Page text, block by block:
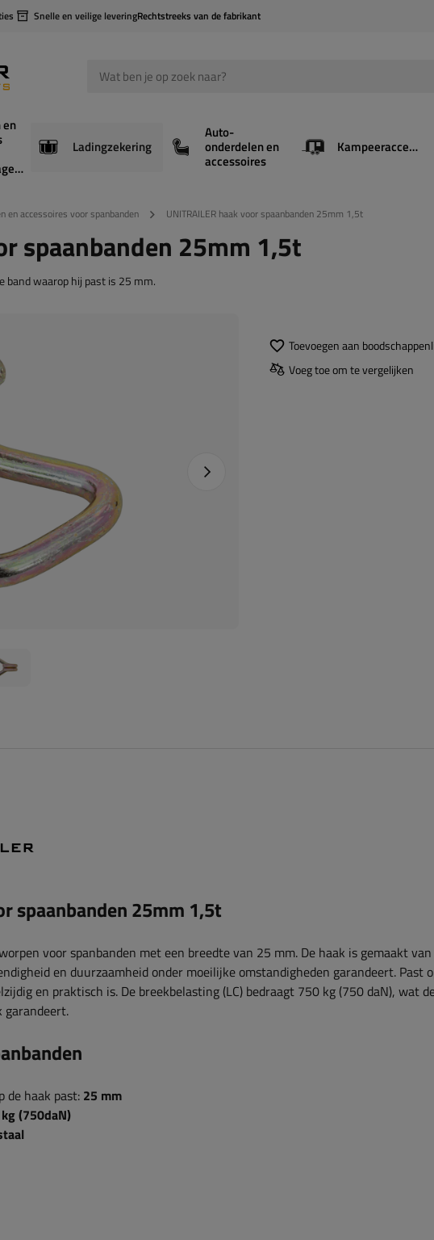
Snelle en veilige leveringRechtstreeks van de fabrikant
en
aanhangwagens
Ladingzekering
Auto-
onderdelen en
accessoires
Kampeeraccessoires
en accessoires voor spanbanden UNITRAILER haak voor spaanbanden 25mm 1,5t
spaanbanden 25mm 1,5t
band waarop hij past is 25 mm.
Naprawa produktu
Toevoegen aan
Voeg toe om te vergelijken
spaanbanden 25mm 1,5t
voor spanbanden met een breedte van 25 mm. De haak is gemaakt
en duurzaamheid onder moeilijke omstandigheden garandeert. Past
en praktisch is. De breekbelasting (LC) bedraagt ​​750 kg (750 daN), wat
garandeert.
de haak past: 25 mm
kg (750daN)